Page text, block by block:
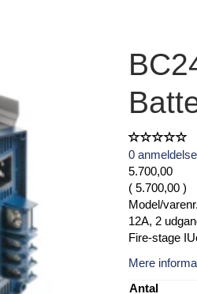
0
5.700,00
( 5.700,00 )
Model/
12A, 2
Fire-stage
Mere
Antal